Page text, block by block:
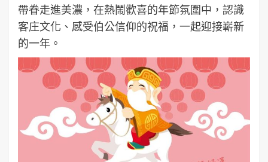
帶眷走進美濃，在熱鬧歡喜的年節氛圍中，認識
客庄文化、感受伯公信仰的祝福，一起迎接嶄新
的一年。